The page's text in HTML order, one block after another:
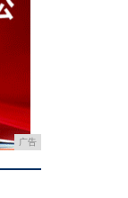
广告